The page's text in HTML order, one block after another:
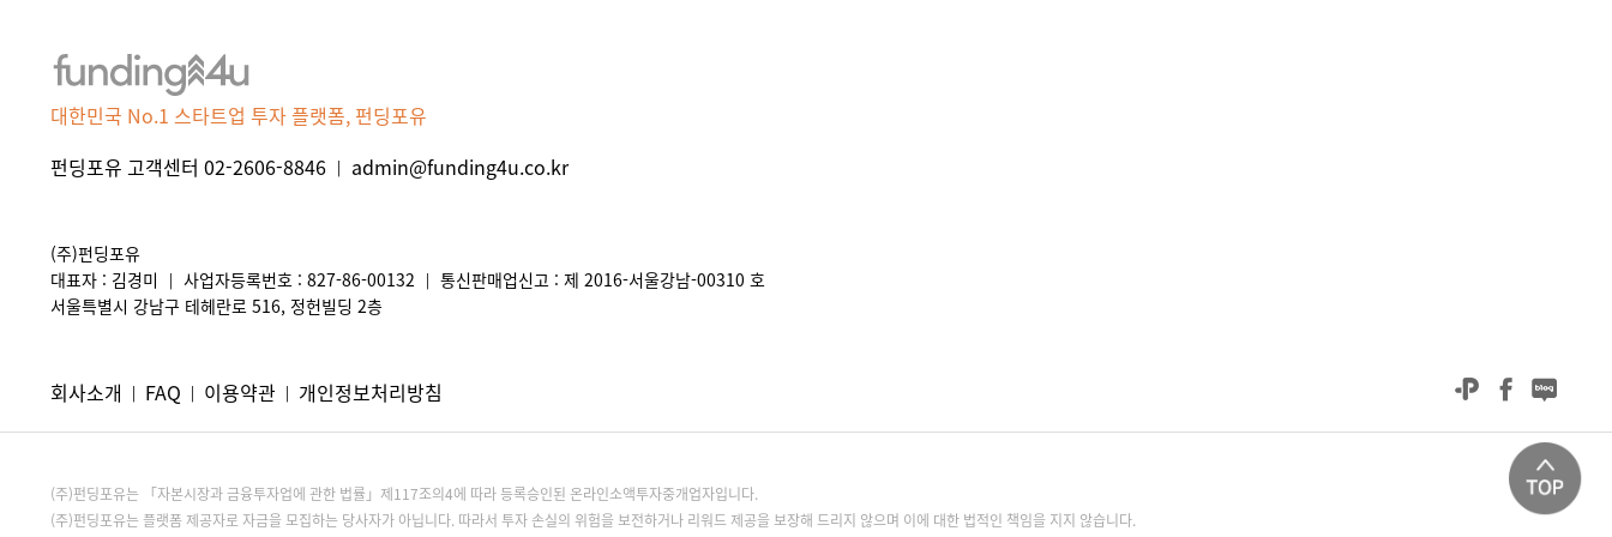
대한민국 No.1 스타트업 투자 플랫폼, 펀딩포유
펀딩포유 고객센터 02-2606-8846 | admin@funding4u.co.kr
(주)펀딩포유
대표자 : 김경미
| 사업자등록번호 : 827-86-00132 | 통신판매업신고 : 제 2016-서울강남-00310 호
서울특별시 강남구 테헤란로 516, 정헌빌딩 2층
회사소개 | FAQ | 이용약관 | 개인정보처리방침
(주)펀딩포유는 「자본시장과 금융투자업에 관한 법률」제117조의4에 따라 등록승인된 온라인소액투자중개업자입니다.
(주)펀딩포유는 플랫폼 제공자로 자금을 모집하는 당사자가 아닙니다. 따라서 투자 손실의 위험을 보전하거나 리워드 제공을 보장해 드리지 않으며 이에 대한 법적인 책임을 지지 않습니다.